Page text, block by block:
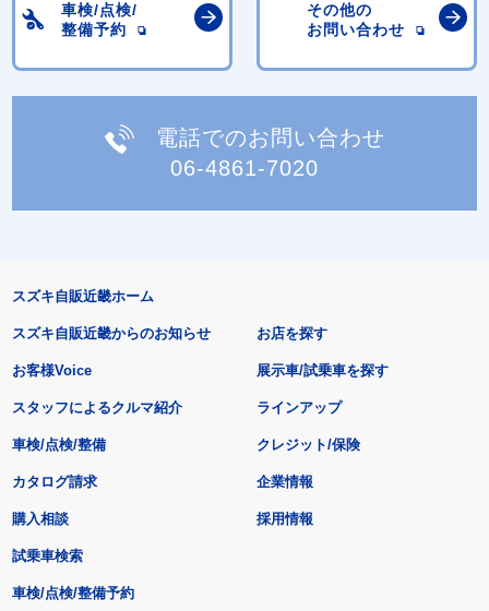
車検/点検/
整備予約
その他の
お問い合わせ
電話でのお問い合わせ
06-4861-7020
スズキ自販近畿ホーム
スズキ自販近畿からのお知らせ
お客様Voice
スタッフによるクルマ紹介
お店を探す
展示車/試乗車を探す
ラインアップ
車検/点検/整備 クレジット/保険
カタログ請求
購入相談
試乗車検索
車検/点検/整備予約
企業情報
採用情報